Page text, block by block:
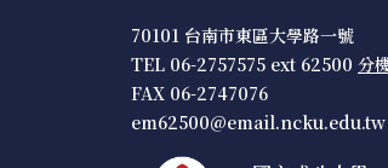
70101 台南市東區大學路一號
TEL 06-2757575 ext 62500 分
FAX 06-2747076
em62500@email.ncku.edu.tw